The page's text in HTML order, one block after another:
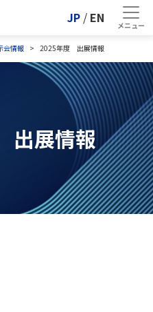
JP / EN
会情報 2025年度 出展情報
展情報